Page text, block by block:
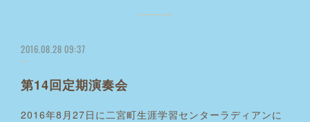
2016.08.28 09:37
第14回定期演奏会
2016年8月27日に二宮町生涯学習センターラディアンに